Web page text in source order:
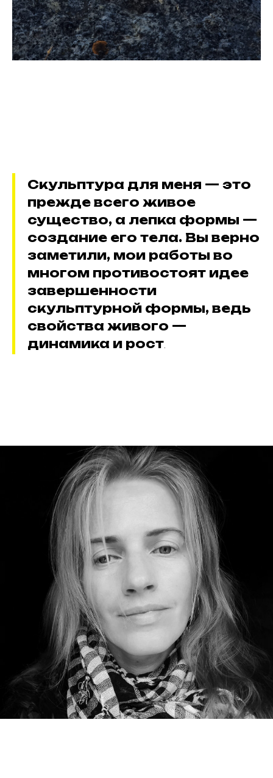
Скульптура для меня — это
прежде всего живое
существо, а лепка формы —
создание его тела. Вы верно
заметили, мои работы во
многом противостоят идее
завершенности
скульптурной формы, ведь
свойства живого —
динамика и рост